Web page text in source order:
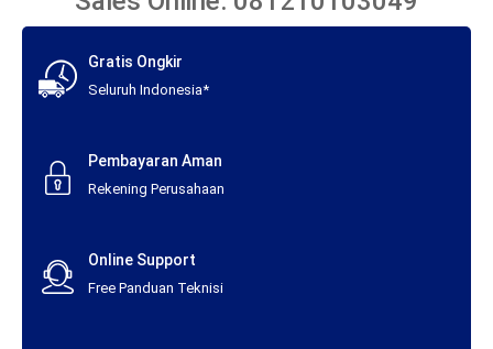
Gratis Ongkir
Seluruh Indonesia*
Pembayaran Aman
Rekening Perusahaan
Online Support
Free Panduan Teknisi